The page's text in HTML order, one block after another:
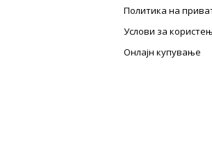
Политика на
Услови за
Онлајн купување